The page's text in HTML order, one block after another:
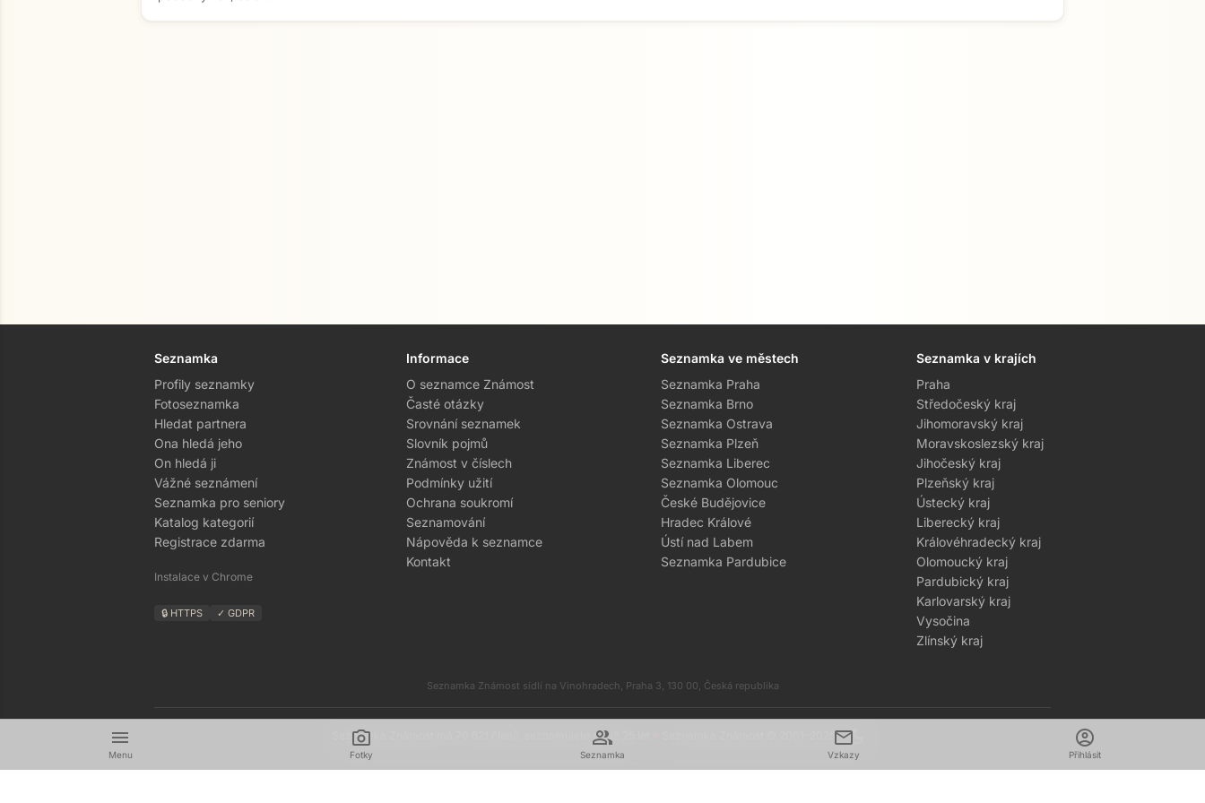
menu
Menu
camera_alt
Fotky
group
Seznamka
mail
Vzkazy
account_circle
Přihlásit
Seznamka
Profily seznamky
Fotoseznamka
Hledat partnera
Ona hledá jeho
On hledá ji
Vážné seznámení
Seznamka pro seniory
Katalog kategorií
Registrace zdarma
Instalace v Chrome
🔒 HTTPS ✓ GDPR
Informace
O seznamce Známost
Časté otázky
Srovnání seznamek
Slovník pojmů
Známost v číslech
Podmínky užití
Ochrana soukromí
Seznamování
Nápověda k seznamce
Kontakt
Seznamka ve městech
Seznamka Praha
Seznamka Brno
Seznamka Ostrava
Seznamka Plzeň
Seznamka Liberec
Seznamka Olomouc
České Budějovice
Hradec Králové
Ústí nad Labem
Seznamka Pardubice
Seznamka v krajích
Praha
Středočeský kraj
Jihomoravský kraj
Moravskoslezský kraj
Jihočeský kraj
Plzeňský kraj
Ústecký kraj
Liberecký kraj
Královéhradecký kraj
Olomoucký kraj
Pardubický kraj
Karlovarský kraj
Vysočina
Zlínský kraj
Seznamka Známost sídlí na Vinohradech, Praha 3, 130 00, Česká republika
Seznamka Známost má 70 621 členů, seznamujete se už 25 let Seznamka Známost © 2001–2026 dark_mode